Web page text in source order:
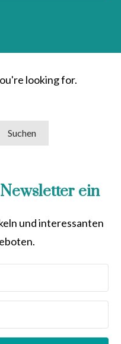
looking for.
ein
und interessanten